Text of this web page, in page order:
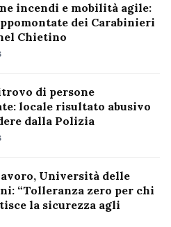
incendi e mobilità agile:
dei Carabinieri
Chietino
di persone
locale risultato abusivo
dalla Polizia
Università delle
“Tolleranza zero per chi
la sicurezza agli